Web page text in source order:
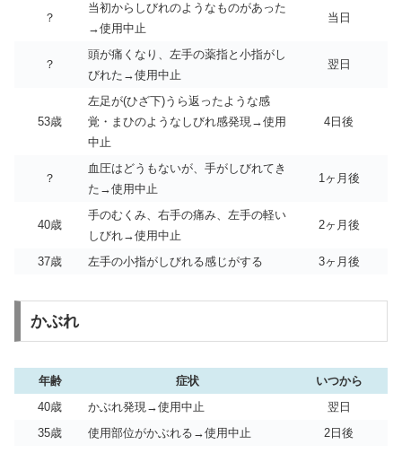
？
当初からしびれのようなものがあった
→使用中止
当日
？
頭が痛くなり、左手の薬指と小指がし
びれた→使用中止
翌日
53歳
左足が(ひざ下)うら返ったような感
覚・まひのようなしびれ感発現→使用
中止
4日後
？
血圧はどうもないが、手がしびれてき
た→使用中止
1ヶ月後
40歳
手のむくみ、右手の痛み、左手の軽い
しびれ→使用中止
2ヶ月後
37歳 左手の小指がしびれる感じがする 3ヶ月後
かぶれ
年齢 症状
いつから
40歳
かぶれ発現→使用中止
翌日
35歳
使用部位がかぶれる→使用中止
2日後